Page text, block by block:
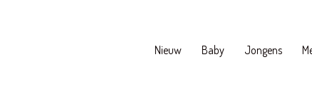
Nieuw Baby Jongens